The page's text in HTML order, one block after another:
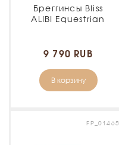
Бреггинсы Bliss
ALIBI Equestrian
9 790 RUB
В корзину
FP_01465